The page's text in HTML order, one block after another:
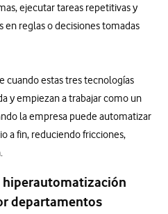
ejecutar tareas repetitivas y
en reglas o decisiones tomadas
cuando estas tres tecnologías
y empiezan a trabajar como un
la empresa puede automatizar
a fin, reduciendo fricciones,
hiperautomatización
departamentos